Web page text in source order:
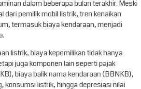
dalam beberapa bulan terakhir. Meski
dari pemilik mobil listrik, tren kenaikan
termasuk biaya kendaraan, menjadi
listrik, biaya kepemilikan tidak hanya
juga komponen lain seperti pajak
biaya balik nama kendaraan (BBNKB),
konsumsi listrik, hingga depresiasi nilai